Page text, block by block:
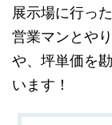
展示場に行っ
営業マンとや
や、坪単価を
います！